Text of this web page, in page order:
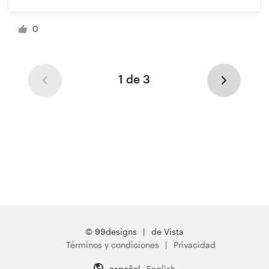
0
1 de 3
© 99designs
de Vista
Términos y condiciones
Privacidad